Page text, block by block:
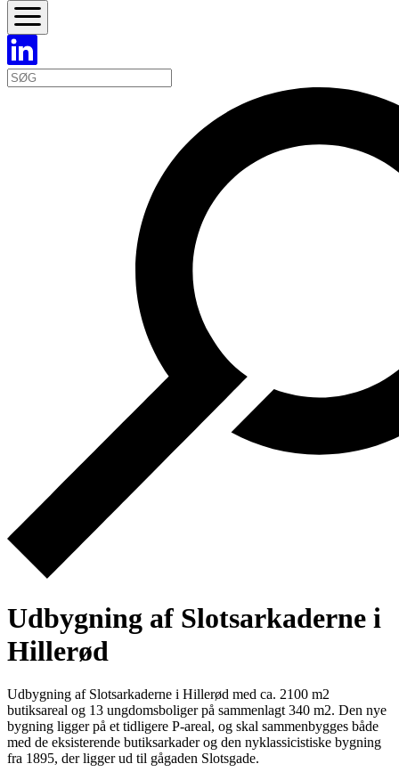
Udbygning af Slotsarkaderne i
Hillerød
Udbygning af Slotsarkaderne i Hillerød med ca. 2100 m2
butiksareal og 13 ungdomsboliger på sammenlagt 340 m2. Den nye
bygning ligger på et tidligere P-areal, og skal sammenbygges både
med de eksisterende butiksarkader og den nyklassicistiske bygning
fra 1895, der ligger ud til gågaden Slotsgade.